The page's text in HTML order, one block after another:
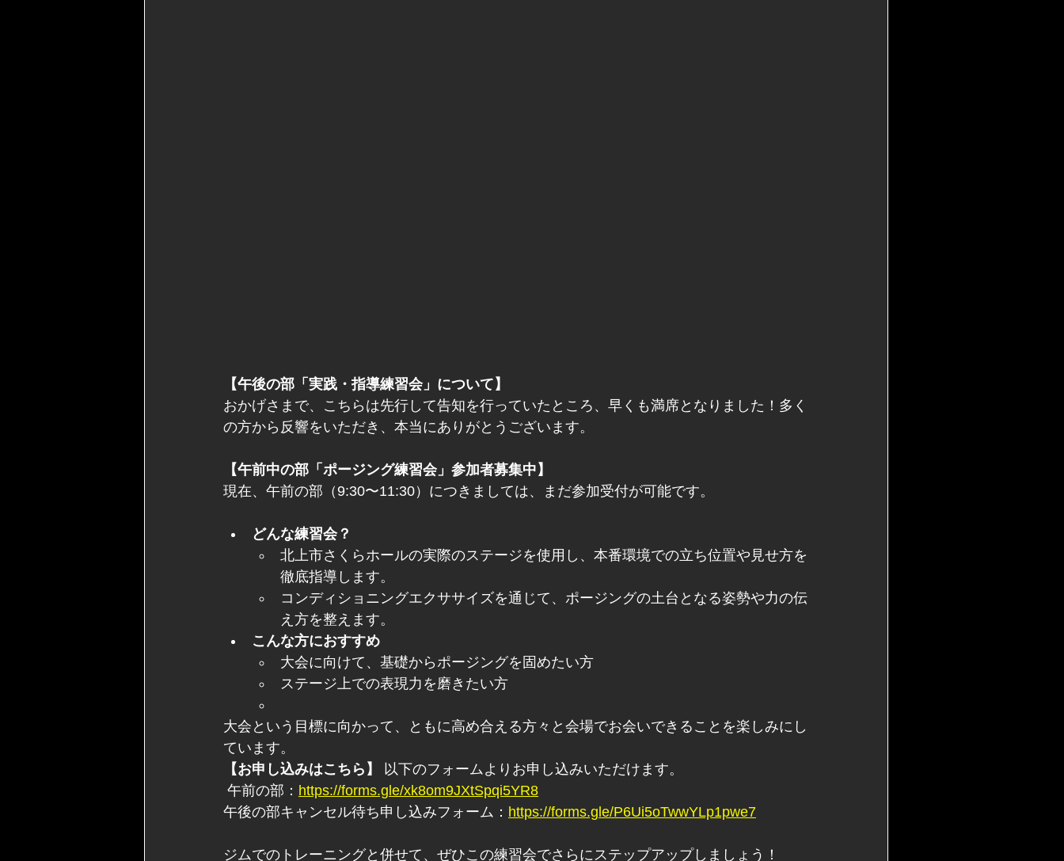
【午後の部「実践・指導練習会」について】
おかげさまで、こちらは先行して告知を行っていたところ、早くも満席となりました！多く
の方から反響をいただき、本当にありがとうございます。
【午前中の部「ポージング練習会」参加者募集中】
現在、午前の部（9:30〜11:30）につきましては、まだ参加受付が可能です。
どんな練習会？
北上市さくらホールの実際のステージを使用し、本番環境での立ち位置や見せ方を
徹底指導します。
コンディショニングエクササイズを通じて、ポージングの土台となる姿勢や力の伝
え方を整えます。
こんな方におすすめ
大会に向けて、基礎からポージングを固めたい方
ステージ上での表現力を磨きたい方
大会という目標に向かって、ともに高め合える方々と会場でお会いできることを楽しみにし
ています。
【お申し込みはこちら】
以下のフォームよりお申し込みいただけます。
午前の部： https://forms.gle/xk8om9JXtSpqi5YR8
午後の部キャンセル待ち申し込みフォーム： https://forms.gle/P6Ui5oTwwYLp1pwe7
ジムでのトレーニングと併せて、ぜひこの練習会でさらにステップアップしましょう！